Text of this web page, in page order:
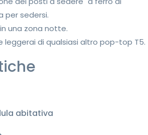
per sedersi.
una zona notte.
leggerai di qualsiasi altro pop-top T5.
abitativa